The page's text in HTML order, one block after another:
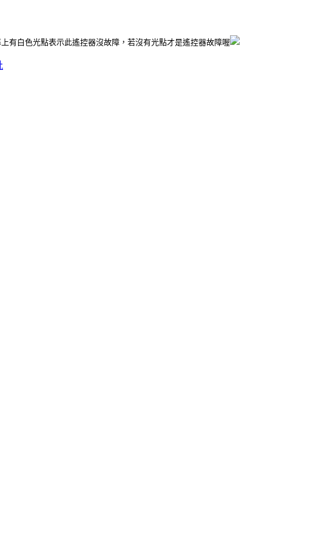
有白色光點表示此遙控器沒故障，若沒有光點才是遙控器故障喔